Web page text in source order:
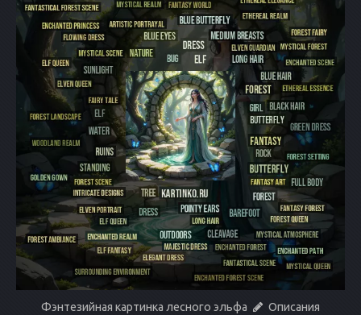
Фэнтезийная картинка лесного эльфа
Описания